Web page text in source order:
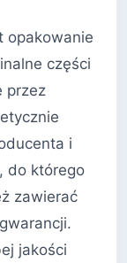
opakowanie
części
przez
i
do którego
zawierać
jakości